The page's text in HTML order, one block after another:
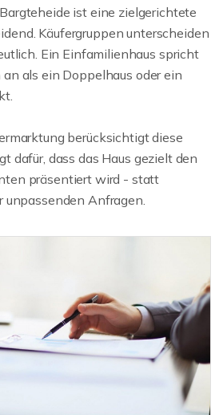
ist eine zielgerichtete
Käufergruppen unterscheiden
Ein Einfamilienhaus spricht
als ein Doppelhaus oder ein
berücksichtigt diese
dafür, dass das Haus gezielt den
präsentiert wird - statt
unpassenden Anfragen.